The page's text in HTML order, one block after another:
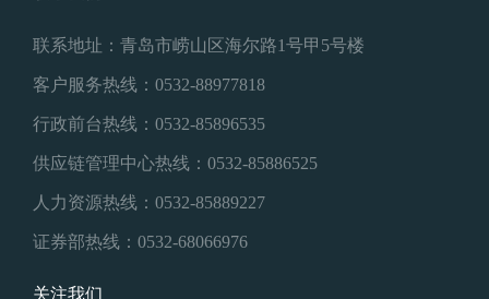
联系地址：青岛市崂山区海尔路1号甲5号楼
客户服务热线：0532-88977818
行政前台热线：0532-85896535
供应链管理中心热线：0532-85886525
人力资源热线：0532-85889227
证券部热线：0532-68066976
关注我们